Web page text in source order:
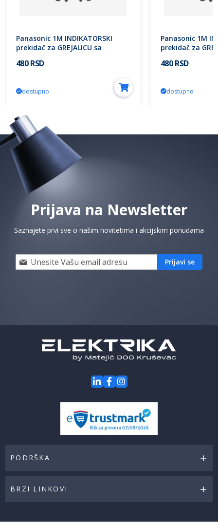
Panasonic 1M INDIKATORSKI
prekidač za GREJALICU sa
WT8(WVTT10021DG)02 EU2 Thea
480 RSD
dostupno
Panasonic 1M
prekidač za
480 RSD
dostupno
Prijava na Newsletter
Saznajete prvi sve o našim novitetima i akcijskim ponudama
Prijavi
se
akcije
Prijavi se
PODRŠKA
BRZI LINKOVI